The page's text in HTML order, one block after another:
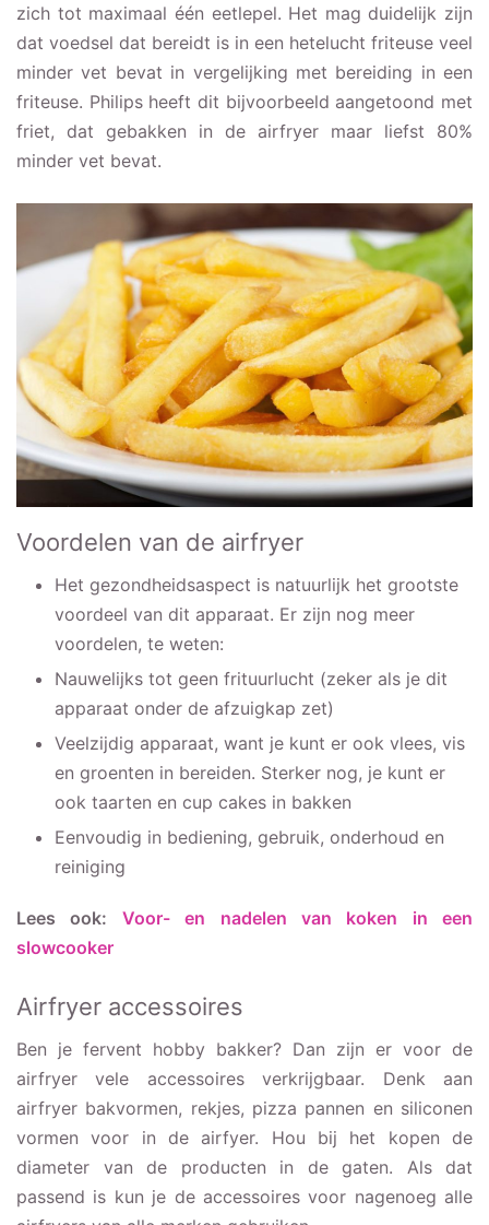
zich tot maximaal één eetlepel. Het mag duidelijk zijn
dat voedsel dat bereidt is in een hetelucht friteuse veel
minder vet bevat in vergelijking met bereiding in een
friteuse. Philips heeft dit bijvoorbeeld aangetoond met
friet, dat gebakken in de airfryer maar liefst 80%
minder vet bevat.
Voordelen van de airfryer
Het gezondheidsaspect is natuurlijk het grootste
voordeel van dit apparaat. Er zijn nog meer
voordelen, te weten:
Nauwelijks tot geen frituurlucht (zeker als je dit
apparaat onder de afzuigkap zet)
Veelzijdig apparaat, want je kunt er ook vlees, vis
en groenten in bereiden. Sterker nog, je kunt er
ook taarten en cup cakes in bakken
Eenvoudig in bediening, gebruik, onderhoud en
reiniging
Lees ook: Voor- en nadelen van koken in een
slowcooker
Airfryer accessoires
Ben je fervent hobby bakker? Dan zijn er voor de
airfryer vele accessoires verkrijgbaar. Denk aan
airfryer bakvormen, rekjes, pizza pannen en siliconen
vormen voor in de airfyer. Hou bij het kopen de
diameter van de producten in de gaten. Als dat
passend is kun je de accessoires voor nagenoeg alle